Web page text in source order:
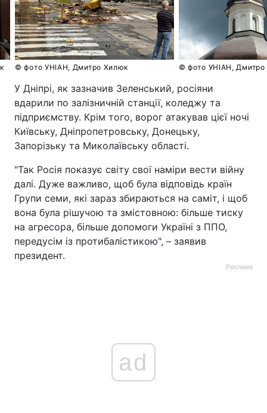
© фото УНІАН, Дмитро Хилюк © фото УНІАН,
У Дніпрі, як зазначив Зеленський, росіяни
вдарили по залізничній станції, коледжу та
підприємству. Крім того, ворог атакував цієї ночі
Київську, Дніпропетровську, Донецьку,
Запорізьку та Миколаївську області.
"Так Росія показує світу свої наміри вести війну
далі. Дуже важливо, щоб була відповідь країн
Групи семи, які зараз збираються на саміт, і щоб
вона була рішучою та змістовною: більше тиску
на агресора, більше допомоги Україні з ППО,
передусім із протибалістикою", – заявив
президент.
Реклама
ad